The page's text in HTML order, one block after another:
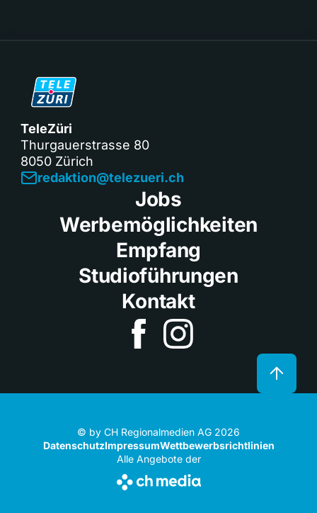
TeleZüri
Thurgauerstrasse 80
8050 Zürich
redaktion@telezueri.ch
Jobs
Werbemöglichkeiten
Empfang
Studioführungen
Kontakt
© by CH Regionalmedien AG 2026
DatenschutzImpressumWettbewerbsrichtlinien
Alle Angebote der